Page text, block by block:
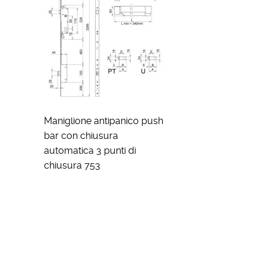
Maniglione antipanico push
bar con chiusura
automatica 3 punti di
chiusura 753